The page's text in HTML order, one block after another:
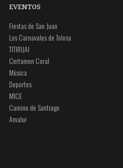
EVENTOS
Fiestas de San Juan
Los Carnavales de Tolosa
TITIRIJAI
Certamen Coral
Música
Deportes
MICE
Camino de Santiago
Amalur